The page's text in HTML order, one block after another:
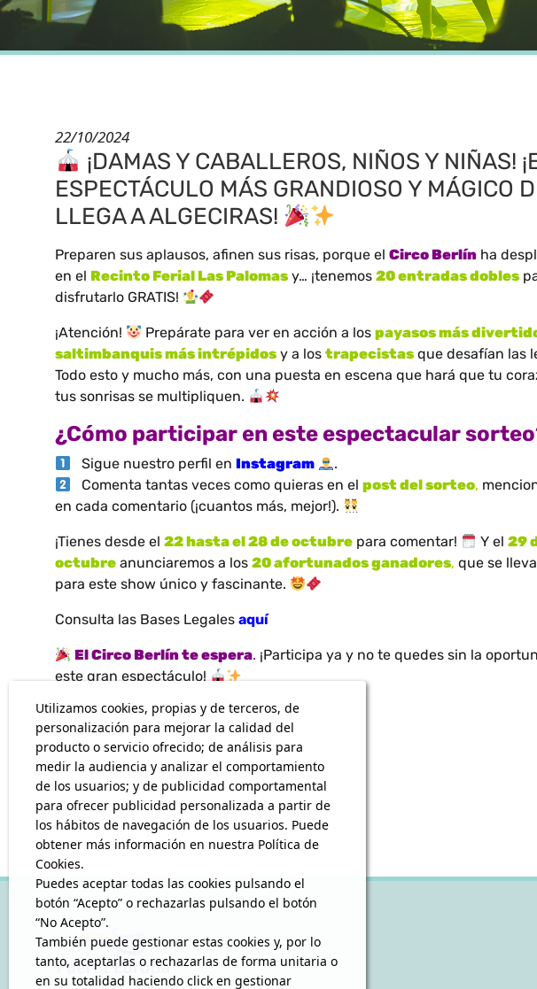
22/10/2024
¡DAMAS Y CABALLEROS, NIÑOS Y NIÑAS!
ESPECTÁCULO MÁS GRANDIOSO Y MÁGICO
LLEGA A ALGECIRAS!
Preparen sus aplausos, afinen sus risas, porque el Circo Berlín ha
en el Recinto Ferial Las Palomas y… ¡tenemos 20 entradas dobles
disfrutarlo GRATIS!
¡Atención! Prepárate para ver en acción a lospayasos más
saltimbanquis más intrépidos y a los trapecistas que desafían las
Todo esto y mucho más, con una puesta en escena que hará que tu
tus sonrisas se multipliquen.
¿Cómo participar en este espectacular
Sigue nuestro perfil enInstagram
.
Comenta tantas veces como quieras en elpost del sorteo,
en cada comentario (¡cuantos más, mejor!).
¡Tienes desde el 22 hasta el 28 de octubre para comentar! Y el29
octubre anunciaremos a los 20 afortunados ganadores, que se
para este show único y fascinante.
Consulta las Bases Legales aquí
El Circo Berlín te espera. ¡Participa ya y no te quedes sin la
este gran espectáculo!
Utilizamos cookies, propias y de terceros, de
personalización para mejorar la calidad del
producto o servicio ofrecido; de análisis para
medir la audiencia y analizar el comportamiento
de los usuarios; y de publicidad comportamental
para ofrecer publicidad personalizada a partir de
los hábitos de navegación de los usuarios. Puede
obtener más información en nuestra Política de
Cookies.
Puedes aceptar todas las cookies pulsando el
botón “Acepto” o rechazarlas pulsando el botón
“No Acepto”.
También puede gestionar estas cookies y, por lo
tanto, aceptarlas o rechazarlas de forma unitaria o
en su totalidad haciendo click en gestionar